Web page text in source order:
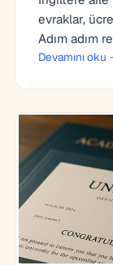
evraklar,
Adım adım
Devamını oku